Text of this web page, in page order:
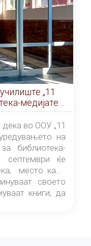
„11
медијатека
во ООУ „11
на
библиотека-
септември ќе
место каде
своето
книги, да